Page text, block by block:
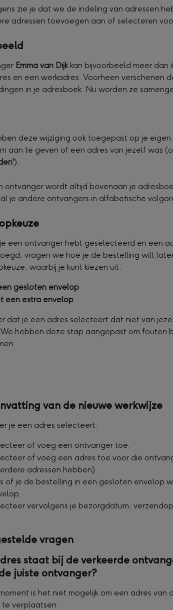
zie je dat we de indeling van adressen
adressen toevoegen aan of selecteren
Emma van Dijk kan bijvoorbeeld meer dan
en een werkadres. Voorheen verschenen
in je adresboek. Nu worden ze
deze wijziging ook toegepast op je
aan te geven of een adres van jezelf was
).
ontvanger wordt altijd bovenaan je
je andere ontvangers in alfabetische
een ontvanger hebt geselecteerd en een
vragen we hoe je de bestelling wilt
waarbij je kunt kiezen uit:
gesloten envelop
een extra envelop
dat je een adres selecteert dat niet van
We hebben deze stap aangepast om fouten
van de nieuwe werkwijze
je een adres selecteert:
of voeg een ontvanger toe.
of voeg een adres toe voor die
adressen hebben).
of je de bestelling in een gesloten envelop
vervolgens je bezorgdatum,
vragen
staat bij de verkeerde
juiste ontvanger?
is het niet mogelijk om een adres van
te verplaatsen.